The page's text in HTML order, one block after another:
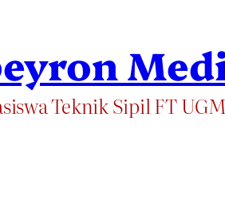
Teknik Sipil FT UGM